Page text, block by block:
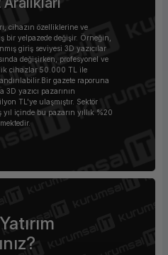
cihazın özelliklerine ve
bir yelpazede değişir. Örneğin,
giriş seviyesi 3D yazıcılar
değişirken, profesyonel ve
cihazlar 50.000 TL ile
gazete raporuna
3D yazıcı pazarının
TL'ye ulaşmıştır. Sektör
içinde bu pazarın yıllık %20